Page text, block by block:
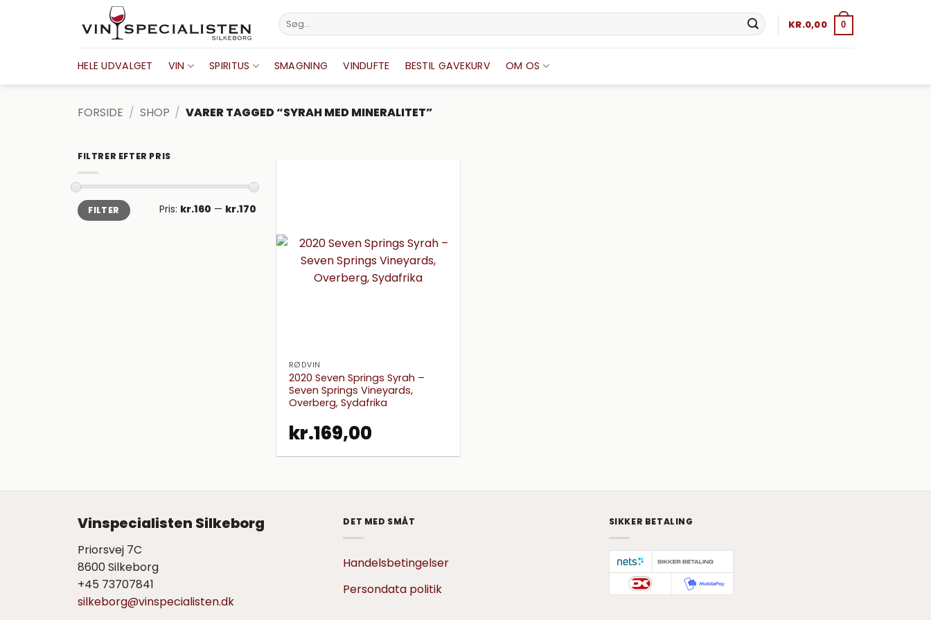
Søg
efter:
KR.0,00 0
HELE UDVALGET VIN SPIRITUS SMAGNING VINDUFTE BESTIL GAVEKURV OM OS
FORSIDE / SHOP / VARER TAGGED “SYRAH MED MINERALITET”
FILTRER EFTER PRIS
Mindste
pris
Højeste
prisFILTER Pris: kr.160 — kr.170
RØDVIN
2020 Seven Springs Syrah –
Seven Springs Vineyards,
Overberg, Sydafrika
kr.169,00
Vinspecialisten Silkeborg
Priorsvej 7C
8600 Silkeborg
+45 73707841
silkeborg@vinspecialisten.dk
DET MED SMÅT
Handelsbetingelser
Persondata politik
SIKKER BETALING